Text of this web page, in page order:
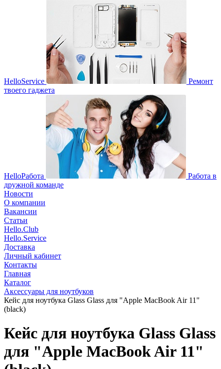
HelloService
Ремонт
твоего гаджета
HelloРабота
Работа в
дружной команде
Новости
О компании
Вакансии
Статьи
Hello.Club
Hello.Service
Доставка
Личный кабинет
Контакты
Главная
Каталог
Аксессуары для ноутбуков
Кейс для ноутбука Glass Glass для "Apple MacBook Air 11"
(black)
Кейс для ноутбука Glass Glass
для "Apple MacBook Air 11"